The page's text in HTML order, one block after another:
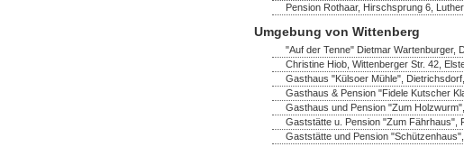
Pension Rothaar, Hirschsprung 6,
Umgebung von Wittenberg
"Auf der Tenne" Dietmar Wartenburger,
Christine Hiob, Wittenberger Str. 42,
Gasthaus "Külsoer Mühle",
Gasthaus & Pension "Fidele Kutscher
Gasthaus und Pension "Zum
Gaststätte u. Pension "Zum Fährhaus",
Gaststätte und Pension